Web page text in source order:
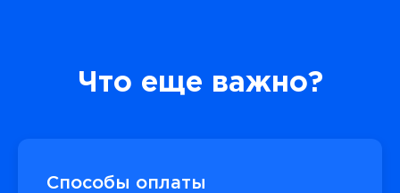
Что еще важно?
Способы оплаты